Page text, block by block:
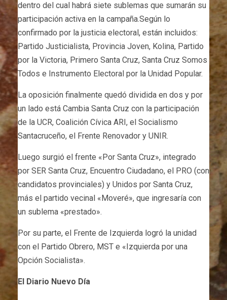
dentro del cual habrá siete sublemas que sumarán su
participación activa en la campaña.Según lo
confirmado por la justicia electoral, están incluidos:
Partido Justicialista, Provincia Joven, Kolina, Partido
por la Victoria, Primero Santa Cruz, Santa Cruz Somos
Todos e Instrumento Electoral por la Unidad Popular.
La oposición finalmente quedó dividida en dos y por
un lado está Cambia Santa Cruz con la participación
de la UCR, Coalición Cívica ARI, el Socialismo
Santacruceño, el Frente Renovador y UNIR.
Luego surgió el frente «Por Santa Cruz», integrado
por SER Santa Cruz, Encuentro Ciudadano, el PRO (con
candidatos provinciales) y Unidos por Santa Cruz,
más el partido vecinal «Moveré», que ingresaría con
un sublema «prestado».
Por su parte, el Frente de Izquierda logró la unidad
con el Partido Obrero, MST e «Izquierda por una
Opción Socialista».
El Diario Nuevo Día